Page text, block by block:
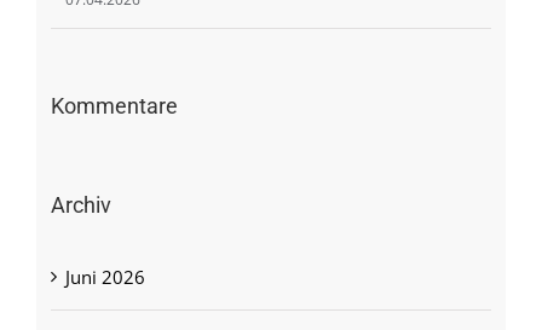
07.04.2026
Kommentare
Archiv
Juni 2026